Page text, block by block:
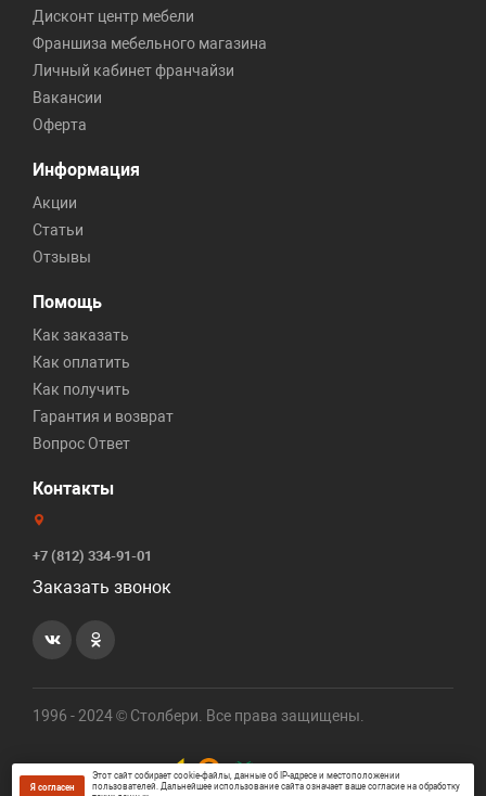
Дисконт центр мебели
Франшиза мебельного магазина
Личный кабинет франчайзи
Вакансии
Оферта
Информация
Акции
Статьи
Отзывы
Помощь
Как заказать
Как оплатить
Как получить
Гарантия и возврат
Вопрос Ответ
Контакты
+7 (812) 334-91-01
Заказать звонок
1996 - 2024 © Столбери. Все права защищены.
Этот сайт собирает cookie-файлы, данные об IP-адресе и местоположении
пользователей. Дальнейшее использование сайта означает ваше согласие на обработку
Я согласен